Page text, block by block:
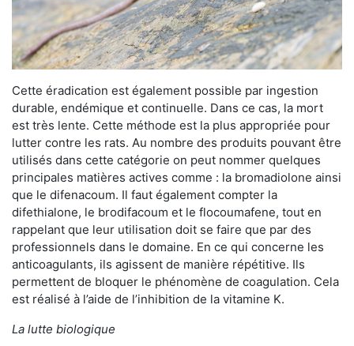
Cette éradication est également possible par ingestion
durable, endémique et continuelle. Dans ce cas, la mort
est très lente. Cette méthode est la plus appropriée pour
lutter contre les rats. Au nombre des produits pouvant être
utilisés dans cette catégorie on peut nommer quelques
principales matières actives comme : la bromadiolone ainsi
que le difenacoum. Il faut également compter la
difethialone, le brodifacoum et le flocoumafene, tout en
rappelant que leur utilisation doit se faire que par des
professionnels dans le domaine. En ce qui concerne les
anticoagulants, ils agissent de manière répétitive. Ils
permettent de bloquer le phénomène de coagulation. Cela
est réalisé à l’aide de l’inhibition de la vitamine K.
La lutte biologique